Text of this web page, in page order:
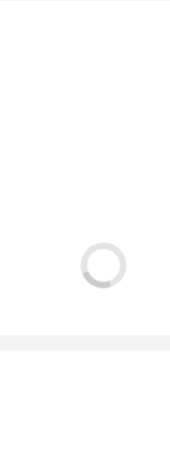
et la basilique